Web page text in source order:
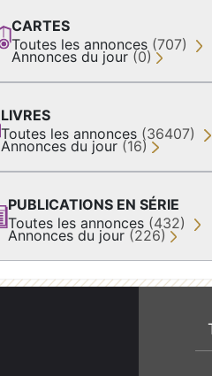
CARTES
Toutes les annonces (707)
Annonces du jour (0)
LIVRES
Toutes les annonces (36407)
Annonces du jour (16)
PUBLICATIONS EN SÉRIE
Toutes les annonces (432)
Annonces du jour (226)